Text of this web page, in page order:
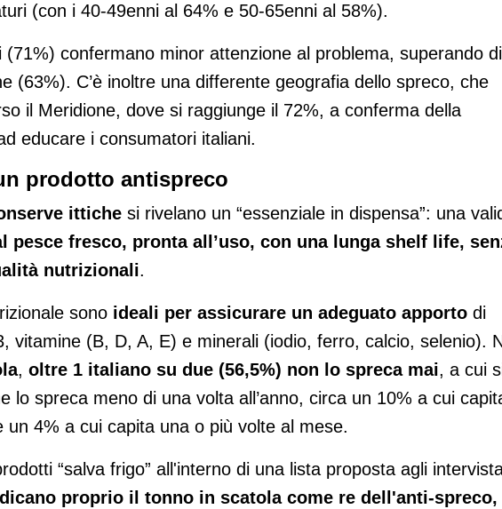
(con i 40-49enni al 64% e 50-65enni al 58%).
confermano minor attenzione al problema, superando
(63%). C’è inoltre una differente geografia dello spreco, che
il Meridione, dove si raggiunge il 72%, a conferma della
educare i consumatori italiani.
prodotto antispreco
ittiche si rivelano un “essenziale in dispensa”: una
pesce fresco, pronta all’uso, con una lunga shelf life,
nutrizionali.
sono ideali per assicurare un adeguato apporto di
vitamine (B, D, A, E) e minerali (iodio, ferro, calcio, selenio).
, oltre 1 italiano su due (56,5%) non lo spreca mai, a cui
lo spreca meno di una volta all’anno, circa un 10% a cui
un 4% a cui capita una o più volte al mese.
“salva frigo” all'interno di una lista proposta agli
proprio il tonno in scatola come re dell'anti-spreco,